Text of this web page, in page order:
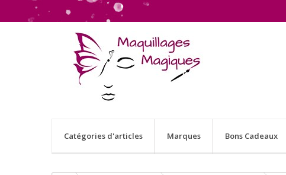
Catégories d'articles Marques Bons Cadeaux